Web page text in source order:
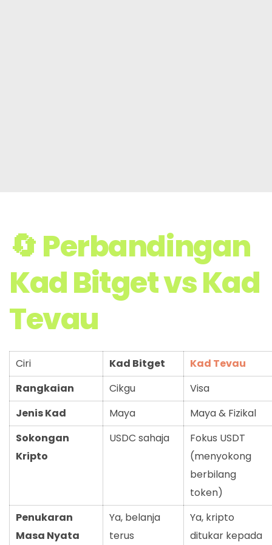
🔄 Perbandingan
Kad Bitget vs Kad
Tevau
Ciri Kad Bitget
Kad Tevau
Rangkaian
Cikgu
Visa
Jenis Kad
Maya
Maya & Fizikal
Sokongan
Kripto
USDC sahaja
Fokus USDT
(menyokong
berbilang
token)
Penukaran
Masa Nyata
Ya, belanja
terus
Ya, kripto
ditukar kepada